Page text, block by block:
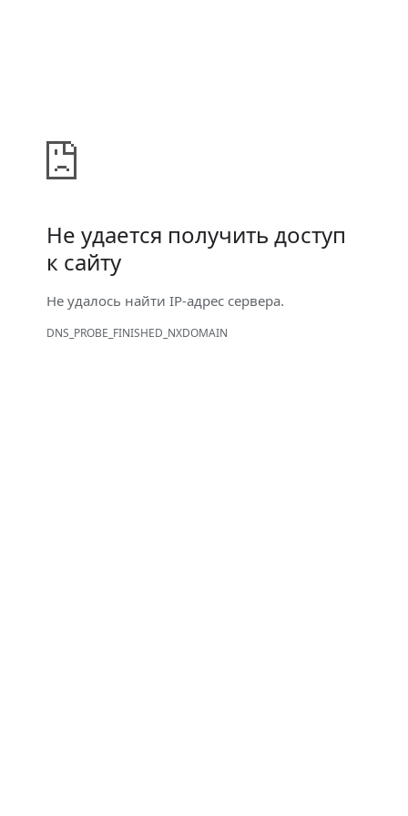
Не удается получить доступ
к сайту
Не удалось найти IP-адрес сервера.
DNS_PROBE_FINISHED_NXDOMAIN